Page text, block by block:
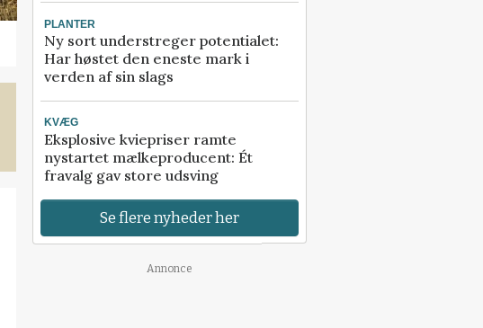
PLANTER
Ny sort understreger potentialet:
Har høstet den eneste mark i
verden af sin slags
KVÆG
Eksplosive kviepriser ramte
nystartet mælkeproducent: Ét
fravalg gav store udsving
Se flere nyheder her
Annonce